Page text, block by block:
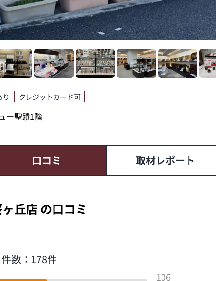
り クレジットカード可
ー聖蹟1階
口コミ 取材レポート
丘店 の口コミ
数：178件
106